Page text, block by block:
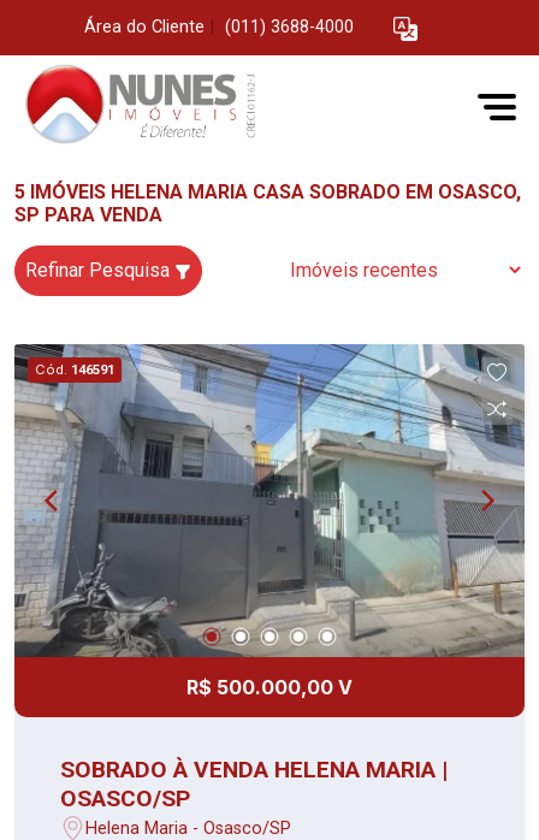
Área do Cliente (011) 3688-4000
5 IMÓVEIS HELENA MARIA CASA SOBRADO EM OSASCO,
SP PARA VENDA
Refinar Pesquisa
Cód. 146591
R$ 500.000,00 V
SOBRADO À VENDA HELENA MARIA |
OSASCO/SP
Helena Maria - Osasco/SP